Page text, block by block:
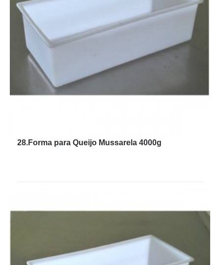
28.Forma para Queijo Mussarela 4000g